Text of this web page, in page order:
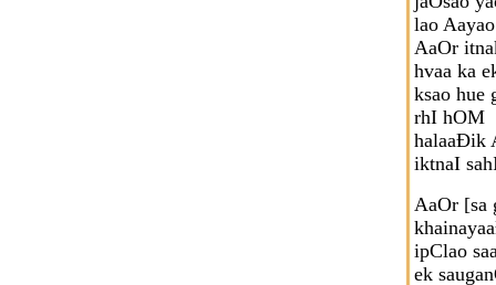
lao
AaOr
hvaa ka
ksao hue
rhI hOM
halaaÐik
iktnaI
AaOr [sa
ipClao
ek